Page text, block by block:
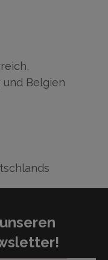
und Belgien